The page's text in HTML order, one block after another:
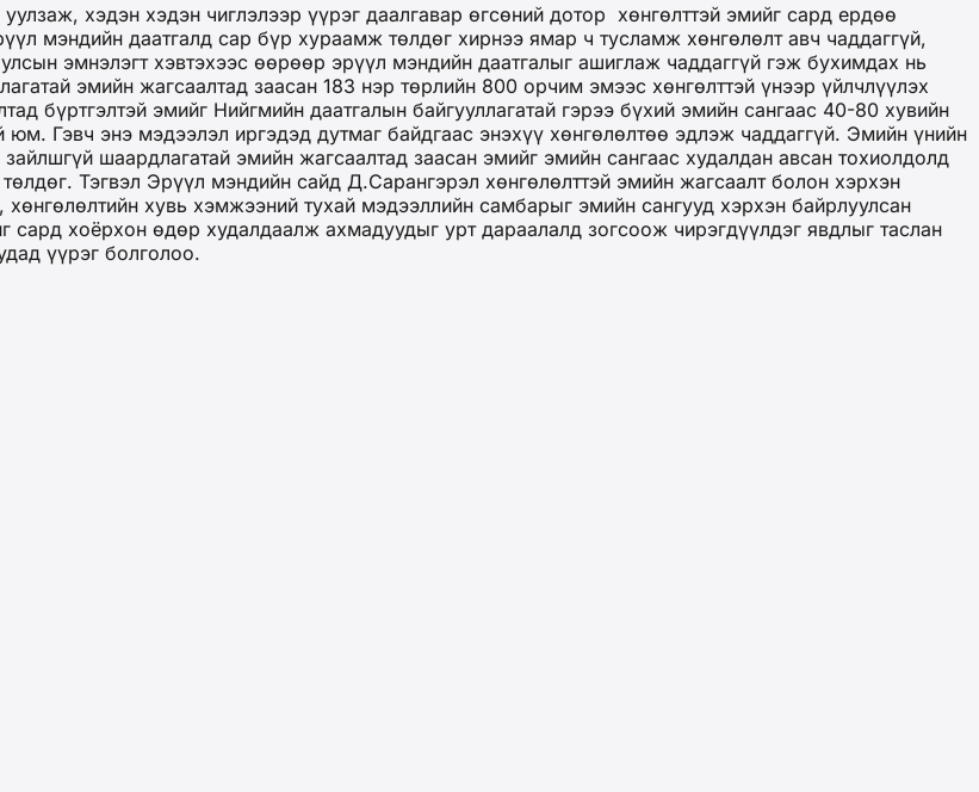
хэдэн хэдэн чиглэлээр үүрэг даалгавар өгсөний дотор хөнгөлттэй эмийг сард ердөө
мэндийн даатгалд сар бүр хураамж төлдөг хирнээ ямар ч тусламж хөнгөлөлт авч чаддаггүй,
эмнэлэгт хэвтэхээс өөрөөр эрүүл мэндийн даатгалыг ашиглаж чаддаггүй гэж бухимдах нь
эмийн жагсаалтад заасан 183 нэр төрлийн 800 орчим эмээс хөнгөлттэй үнээр үйлчлүүлэх
бүртгэлтэй эмийг Нийгмийн даатгалын байгууллагатай гэрээ бүхий эмийн сангаас 40-80 хувийн
Гэвч энэ мэдээлэл иргэдэд дутмаг байдгаас энэхүү хөнгөлөлтөө эдлэж чаддаггүй. Эмийн үнийн
шаардлагатай эмийн жагсаалтад заасан эмийг эмийн сангаас худалдан авсан тохиолдолд
Тэгвэл Эрүүл мэндийн сайд Д.Сарангэрэл хөнгөлөлттэй эмийн жагсаалт болон хэрхэн
хувь хэмжээний тухай мэдээллийн самбарыг эмийн сангууд хэрхэн байрлуулсан
хоёрхон өдөр худалдаалж ахмадуудыг урт дараалалд зогсоож чирэгдүүлдэг явдлыг таслан
үүрэг болголоо.